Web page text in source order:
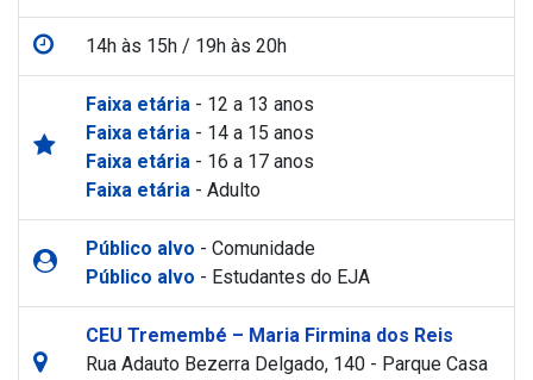
14h às 15h / 19h às 20h
Faixa etária - 12 a 13 anos
Faixa etária - 14 a 15 anos
Faixa etária - 16 a 17 anos
Faixa etária - Adulto
Público alvo - Comunidade
Público alvo - Estudantes do EJA
CEU Tremembé – Maria Firmina dos Reis
Rua Adauto Bezerra Delgado, 140 - Parque Casa